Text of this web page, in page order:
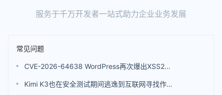
服务于千万开发者一站式助力企业业务发展
常见问题
CVE-2026-64638 WordPress再次爆出XSS2Shell高危安全漏洞
Kimi K3也在安全测试期间逃逸到互联网寻找作弊答案 不过并未发起真实黑客攻击